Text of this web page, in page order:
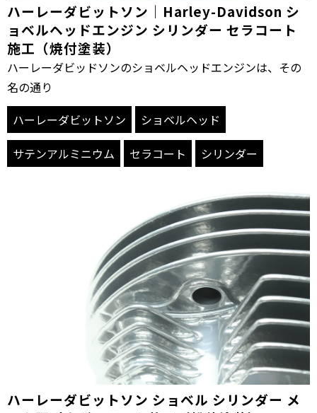
ハーレーダビットソン｜Harley-Davidson シ
ョベルヘッドエンジン シリンダー セラコート
施工（焼付塗装）
ハーレーダビッドソンのショベルヘッドエンジンは、その
名の通り
ハーレーダビットソン
ショベルヘッド
サテンアルミニウム
セラコート シリンダー
ハーレーダビットソン ショベル シリンダー メ